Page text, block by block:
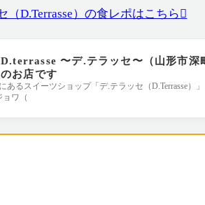
（D.Terrasse）の食レポはこちら
D.terrasse 〜デ.テラッセ〜（山形市深
お店です
あるスイーツショップ「デ.テラッセ（D.Terrasse）
ワ（